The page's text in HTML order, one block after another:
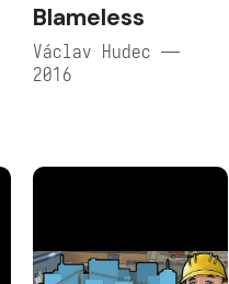
Blameless
Václav Hudec —
2016